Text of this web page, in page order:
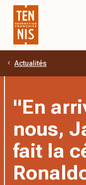
Aller au contenu
Actualités
"En
nous,
fait la